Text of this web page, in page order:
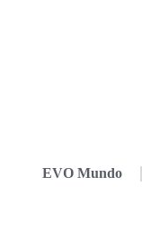
EVO Mundo